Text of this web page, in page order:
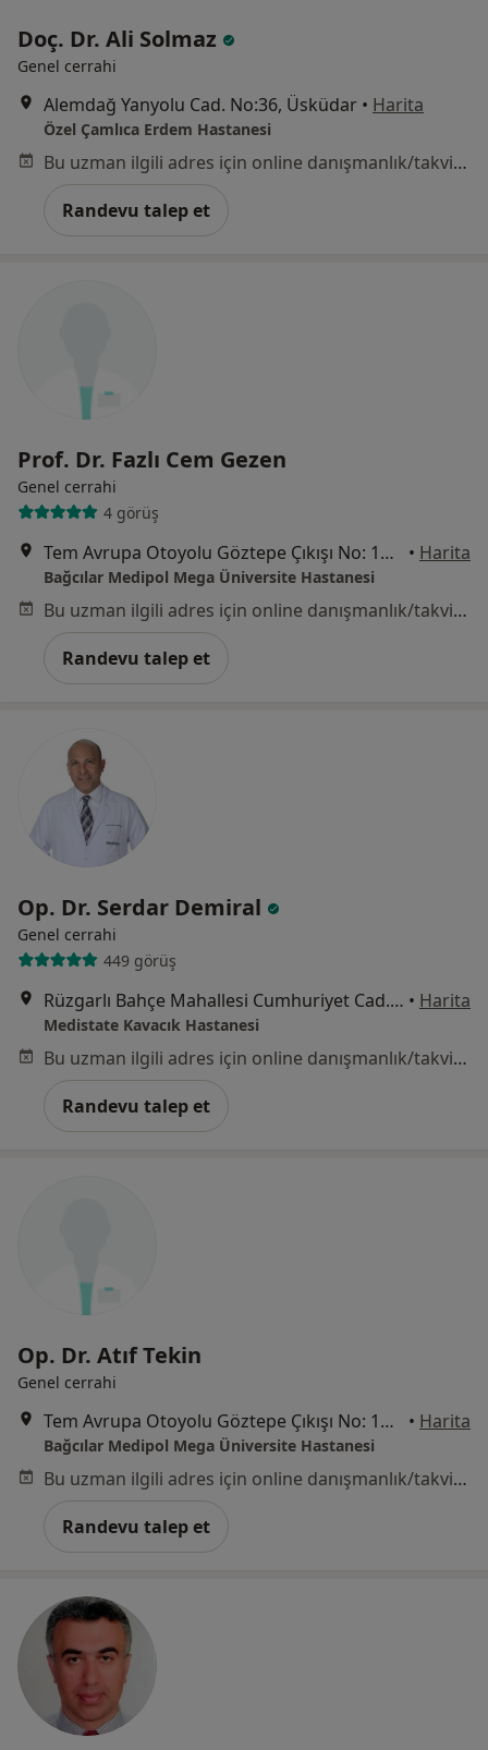
Doç. Dr. Ali Solmaz
Genel cerrahi
Alemdağ Yanyolu Cad. No:36, Üsküdar • Harita
Özel Çamlıca Erdem Hastanesi
Bu uzman ilgili adres için online danışmanlık/takvim sunmuyor.
Randevu talep et
Prof. Dr. Fazlı Cem Gezen
Genel cerrahi
4 görüş
Tem Avrupa Otoyolu Göztepe Çıkışı No: 1Bağcılar, İstanbul • Harita
Bağcılar Medipol Mega Üniversite Hastanesi
Bu uzman ilgili adres için online danışmanlık/takvim sunmuyor.
Randevu talep et
Op. Dr. Serdar Demiral
Genel cerrahi
449 görüş
Rüzgarlı Bahçe Mahallesi Cumhuriyet Cad. No:24 Kavacık, Beykoz • Harita
Medistate Kavacık Hastanesi
Bu uzman ilgili adres için online danışmanlık/takvim sunmuyor.
Randevu talep et
Op. Dr. Atıf Tekin
Genel cerrahi
Tem Avrupa Otoyolu Göztepe Çıkışı No: 1Bağcılar, İstanbul • Harita
Bağcılar Medipol Mega Üniversite Hastanesi
Bu uzman ilgili adres için online danışmanlık/takvim sunmuyor.
Randevu talep et